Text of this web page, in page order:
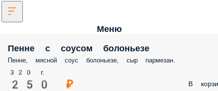
Меню
Пенне с соусом болоньезе
Пенне, мясной соус болоньезе, сыр пармезан.
320 г.
250 ₽ В